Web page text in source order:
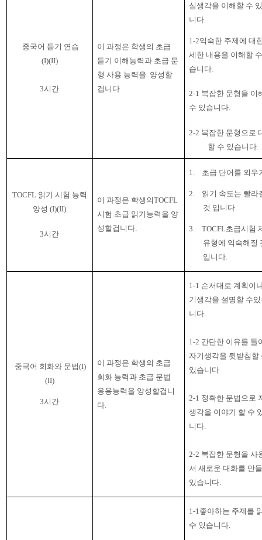
중국어 듣기 연습
(I)(II)
3시간
이 과정은 학생의 초급
듣기 이해능력과 초급 문
형 사용 능력을 양성할
겁니다
심생각을 이해할 수
니다.
1-2익숙한 주제에 대
세한 내용을 이해할
습니다.
2-1 복잡한 문형을 이
수 있습니다.
2-2 복잡한 문형으로
할 수 있습니다.
TOCFL 읽기 시험 능력
양성 (I)(II)
3시간
이 과정은 학생의TOCFL
시험 초급 읽기능력을 양
성할겁니다.
1. 초급 단어를 외우
2.
읽기 속도는 빨라
것 입니다.
3. TOCFL초급시험
유형에 익숙해질
입니다.
중국어 회화와 문법(I)
(II)
3시간
이 과정은 학생의 초급
회화 능력과 초급 문법
응용능력을 양성할겁니
다.
1-1 순서대로 계획이
기생각을 설명할 수
니다.
1-2 간단한 이유를 들
자기생각을 뒷받침할
있습니다
2-1 정확한 문법으로
생각을 이야기 할 수
니다.
2-2 복잡한 문형을 사
서 새로운 대화를 만
있습니다.
1-1좋아하는 주제를
수 있습니다.